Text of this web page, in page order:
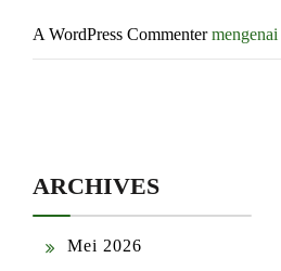
A WordPress Commentermengenai
ARCHIVES
Mei 2026